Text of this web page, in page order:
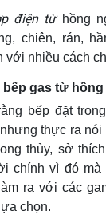
điện từhồng
chiên, rán,
với nhiều cách
bếp gas từ
bếp đặt
thực ra
thủy, sở
chính vì đó
ra với các
chọn.